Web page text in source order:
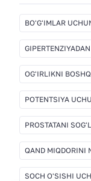
BO'G'IMLAR
GIPERTENZIYADAN
OG'IRLIKNI
POTENTSIYA
PROSTATANI
QAND MIQDORINI
SOCH O'SISHI